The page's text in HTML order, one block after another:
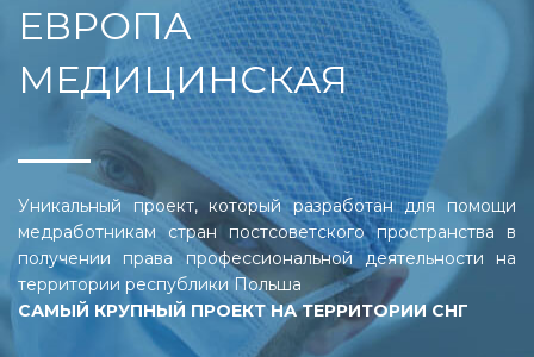
ЕВРОПА
МЕДИЦИНСКАЯ
Уникальный проект, который разработан для помощи
медработникам стран постсоветского пространства в
получении права профессиональной деятельности на
территории республики Польша
САМЫЙ КРУПНЫЙ ПРОЕКТ НА ТЕРРИТОРИИ СНГ